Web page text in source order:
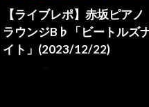
【連載１】チャック近藤の
昔々